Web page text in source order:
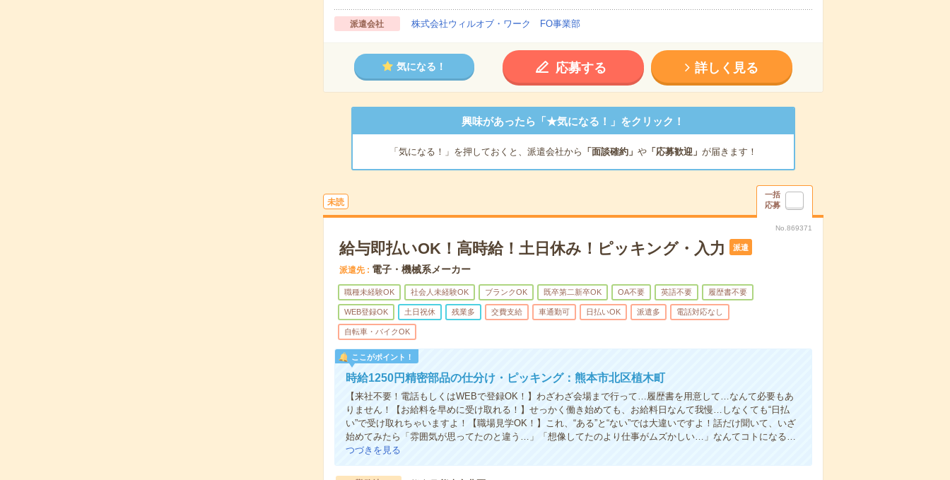
派遣会社 株式会社ウィルオブ・ワーク FO事業部
気になる！ 応募する 詳しく見る
興味があったら「★気になる！」をクリック！
「気になる！」を押しておくと、派遣会社から 「面談確約」 や「応募歓迎」 が届きます！
未読
一括
応募
No.869371
給与即払いOK！高時給！土日休み！ピッキング・入力 派遣
派遣先 電子・機械系メーカー
職種未経験OK 社会人未経験OK ブランクOK 既卒第二新卒OK OA不要 英語不要 履歴書不要
WEB登録OK 土日祝休 残業多 交費支給 車通勤可 日払いOK 派遣多 電話対応なし
自転車・バイクOK
ここがポイント！
時給1250円精密部品の仕分け・ピッキング：熊本市北区植木町
【来社不要！電話もしくはWEBで登録OK！】わざわざ会場まで行って…履歴書を用意して…なんて必要もあ
りません！【お給料を早めに受け取れる！】せっかく働き始めても、お給料日なんて我慢…しなくても“日払
い”で受け取れちゃいますよ！【職場見学OK！】これ、“ある”と“ない”では大違いですよ！話だけ聞いて、いざ
始めてみたら「雰囲気が思ってたのと違う…」「想像してたのより仕事がムズかしい…」なんてコトになる…
つづきを見る